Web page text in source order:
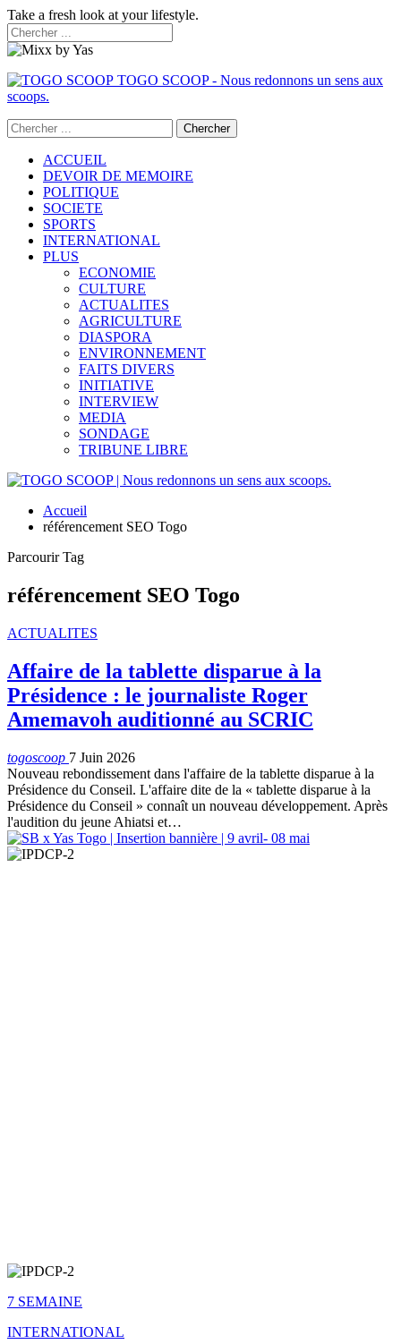
Take a fresh look at your lifestyle.
TOGO SCOOP - Nous redonnons un sens aux
scoops.
ACCUEIL
DEVOIR DE MEMOIRE
POLITIQUE
SOCIETE
SPORTS
INTERNATIONAL
PLUS
ECONOMIE
CULTURE
ACTUALITES
AGRICULTURE
DIASPORA
ENVIRONNEMENT
FAITS DIVERS
INITIATIVE
INTERVIEW
MEDIA
SONDAGE
TRIBUNE LIBRE
Accueil
référencement SEO Togo
Parcourir Tag
référencement SEO Togo
ACTUALITES
Affaire de la tablette disparue à la
Présidence : le journaliste Roger
Amemavoh auditionné au SCRIC
togoscoop 7 Juin 2026
Nouveau rebondissement dans l'affaire de la tablette disparue à la
Présidence du Conseil. L'affaire dite de la « tablette disparue à la
Présidence du Conseil » connaît un nouveau développement. Après
l'audition du jeune Ahiatsi et…
7 SEMAINE
INTERNATIONAL